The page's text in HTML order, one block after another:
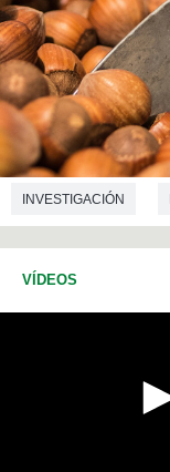
INVESTIGACIÓN
VÍDEOS